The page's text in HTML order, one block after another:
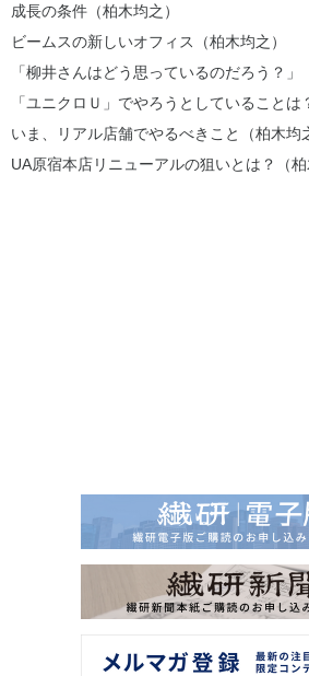
成長の条件（柏木均之）
ビームスの新しいオフィス（柏木均之）
「柳井さんはどう思っているのだろう？」
「ユニクロＵ」でやろうとしていることは
いま、リアル店舗でやるべきこと（柏木均
UA原宿本店リニューアルの狙いとは？（柏